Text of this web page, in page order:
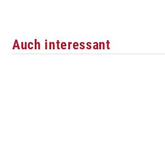
Auch interessant